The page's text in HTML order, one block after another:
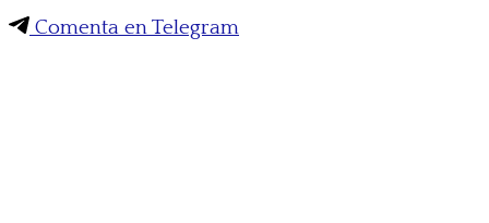
Comenta en Telegram